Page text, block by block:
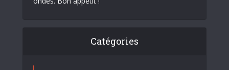
Catégories